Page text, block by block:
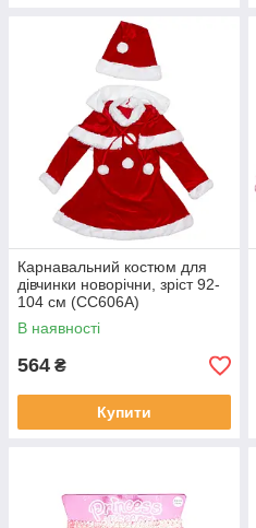
Карнавальний костюм для
дівчинки новорічни, зріст 92-
104 см (CC606A)
В наявності
564 ₴
Купити